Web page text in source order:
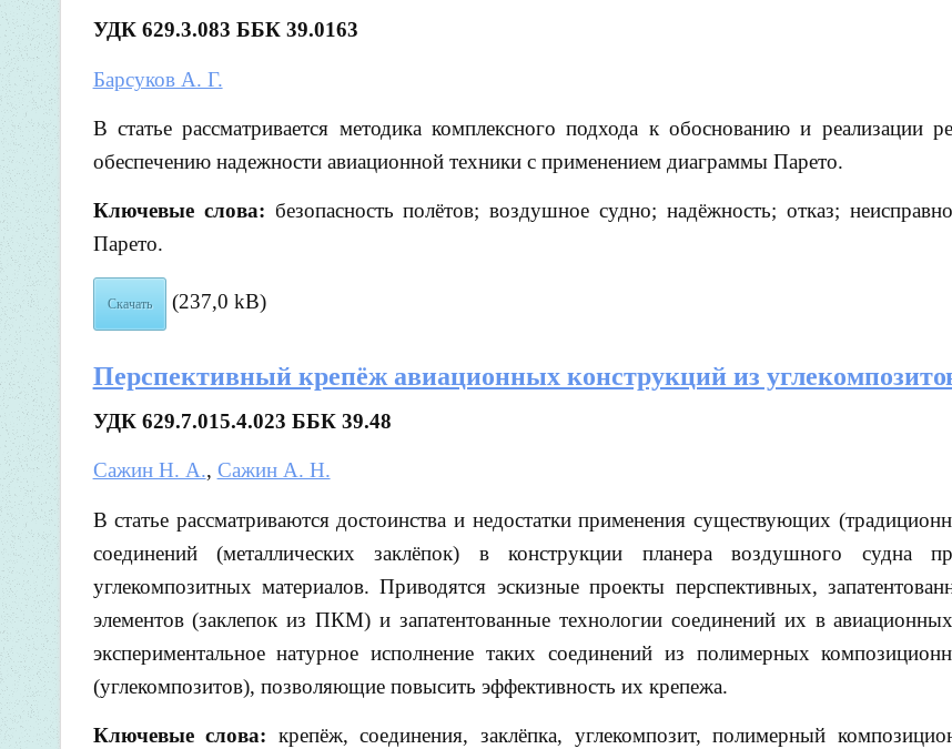
УДК 629.3.083 ББК 39.0163
Барсуков А. Г.
В статье рассматривается методика комплексного подхода к обоснованию и реализации
обеспечению надежности авиационной техники с применением диаграммы Парето.
Ключевые слова: безопасность полётов; воздушное судно; надёжность; отказ;
Парето.
Скачать (237,0 kB)
Перспективный крепёж авиационных конструкций из
УДК 629.7.015.4.023 ББК 39.48
Сажин Н. А., Сажин А. Н.
В статье рассматриваются достоинства и недостатки применения существующих
соединений (металлических заклёпок) в конструкции планера воздушного судна
углекомпозитных материалов. Приводятся эскизные проекты перспективных,
элементов (заклепок из ПКМ) и запатентованные технологии соединений их в
экспериментальное натурное исполнение таких соединений из полимерных
(углекомпозитов), позволяющие повысить эффективность их крепежа.
Ключевые слова: крепёж, соединения, заклёпка, углекомпозит, полимерный